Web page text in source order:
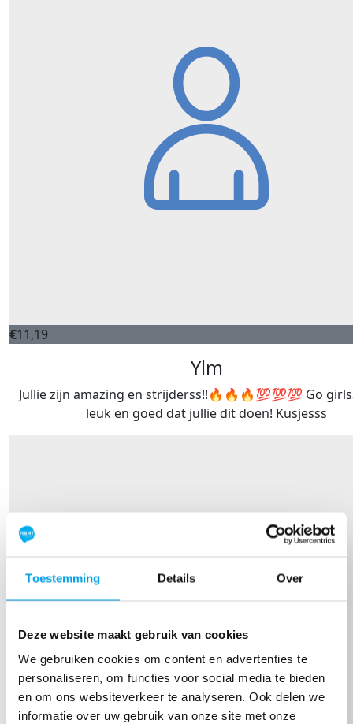
Toestemming Details Over
Deze website maakt gebruik van cookies
We gebruiken cookies om content en advertenties te
personaliseren, om functies voor social media te bieden
en om ons websiteverkeer te analyseren. Ook delen we
informatie over uw gebruik van onze site met onze
€11,19
Ylm
Jullie zijn amazing en strijderss!!🔥🔥🔥💯💯💯 Go
leuk en goed dat jullie dit doen! Kusjesss